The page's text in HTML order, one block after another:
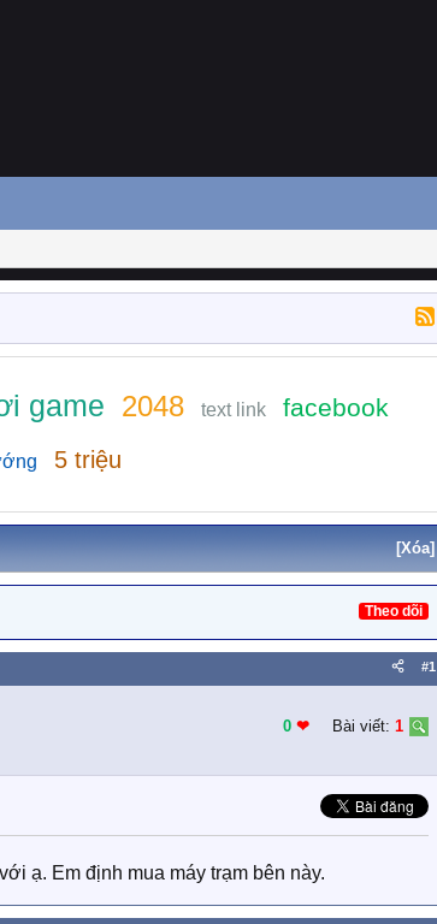
game 2048 text link facebook
5 triệu
[Xóa]
Theo dõi
#1
0 ❤︎ Bài viết: 1
ạ. Em định mua máy trạm bên này.